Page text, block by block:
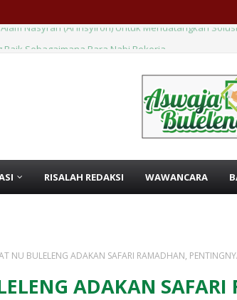
RISALAH REDAKSI WAWANCARA
NU BULELENG ADAKAN SAFARI RAMADHAN,
ADAKAN SAFARI